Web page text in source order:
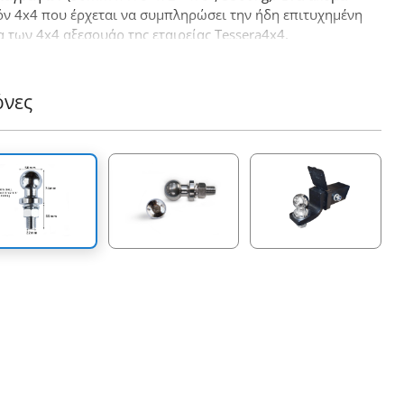
4x4 που έρχεται να συμπληρώσει την ήδη επιτυχημένη
των 4x4 αξεσουάρ της εταιρείας Tessera4x4.